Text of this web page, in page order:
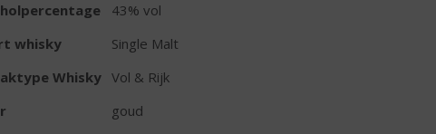
43% vol
whisky
Single Malt
Whisky Vol & Rijk
goud